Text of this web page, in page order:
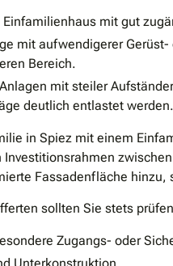
mit gut
mit aufwendigerer
Bereich.
mit steiler
deutlich entlastet werden.
in Spiez mit einem
Fassadenfläche
sollten Sie stets
Zugangs- oder